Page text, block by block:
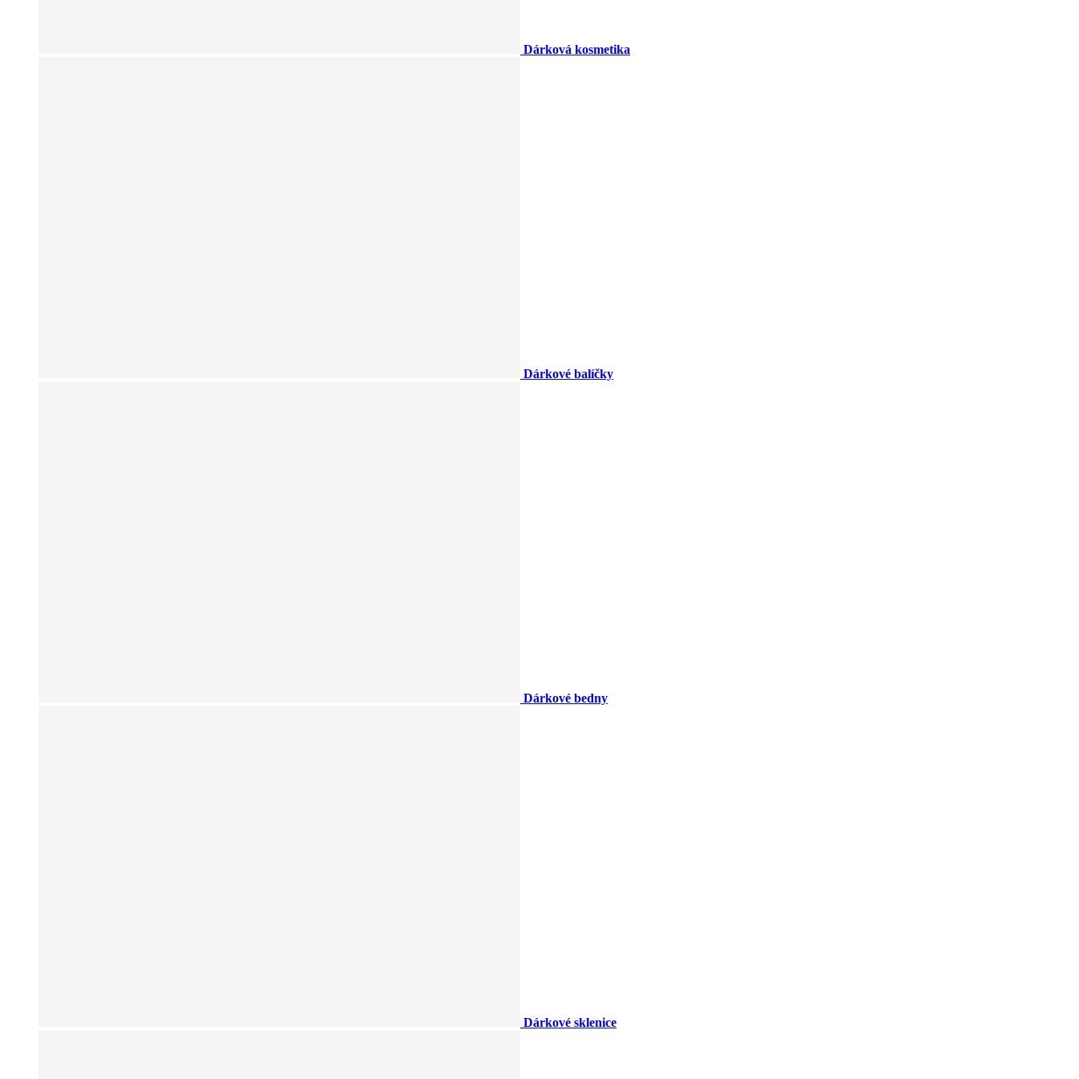
Dárková kosmetika
Dárkové balíčky
Dárkové bedny
Dárkové sklenice